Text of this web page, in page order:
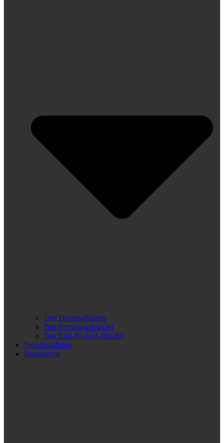
Das Design-Bündel
Das Fertigungsbündel
Das End-To-End-Bündel
Preisgestaltung
Ressourcen